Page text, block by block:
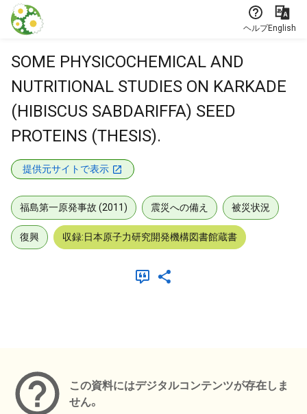
本文に飛ぶ
ヘルプEnglish
SOME PHYSICOCHEMICAL AND
NUTRITIONAL STUDIES ON KARKADE
(HIBISCUS SABDARIFFA) SEED
PROTEINS (THESIS).
提供元サイトで表示
福島第一原発事故 (2011) 震災への備え 被災状況
復興 収録:日本原子力研究開発機構図書館蔵書
この資料にはデジタルコンテンツが存在しま
せん。